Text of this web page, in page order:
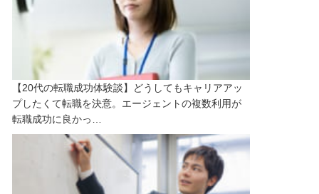
【20代の転職成功体験談】どうしてもキャリアアッ
プしたくて転職を決意。エージェントの複数利用が
転職成功に良かっ…